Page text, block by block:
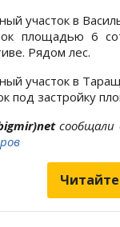
участок в
площадью 6
Рядом лес.
участок в
под застройку